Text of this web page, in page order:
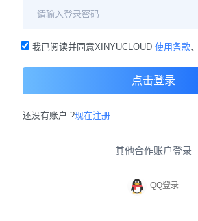
我已阅读并同意XINYUCLOUD使用条款、
点击登录
还没有账户 ?现在注册
其他合作账户登录
QQ登录